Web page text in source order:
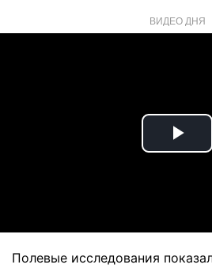
ВИДЕО ДНЯ
Play
Полевые исследования